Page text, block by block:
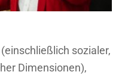
sozialer,
Dimensionen),